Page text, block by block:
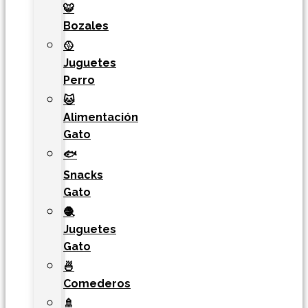
🐯​
Bozales
🥎
Juguetes
Perro
🐱
Alimentación
Gato
🐟
Snacks
Gato
🧶
Juguetes
Gato
🍜
Comederos
🚿